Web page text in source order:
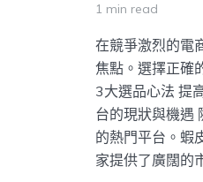
1 min read
在競爭激烈的電
焦點。選擇正確
3大選品心法 提
台的現狀與機遇
的熱門平台。蝦
家提供了廣闊的